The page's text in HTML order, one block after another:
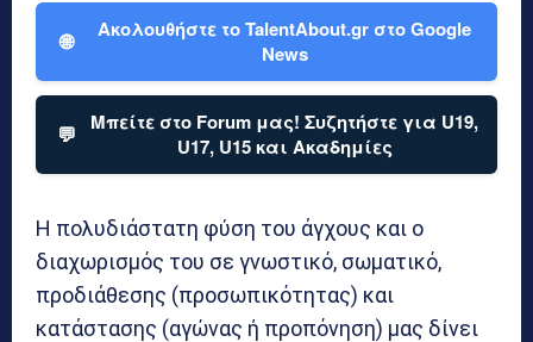
🌐
Ακολουθήστε το TalentAbout.gr στο Google
News
💬
Μπείτε στο Forum μας! Συζητήστε για U19,
U17, U15 και Ακαδημίες
Η πολυδιάστατη φύση του άγχους και ο
διαχωρισμός του σε γνωστικό, σωματικό,
προδιάθεσης (προσωπικότητας) και
κατάστασης (αγώνας ή προπόνηση) μας δίνει